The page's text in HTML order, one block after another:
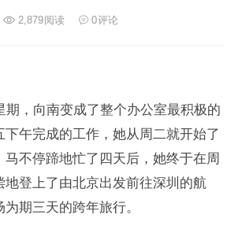
2,879阅读 0评论
期，向南变成了整个办公室最积极的
下午完成的工作，她从周二就开始了
马不停蹄地忙了四天后，她终于在周
地登上了由北京出发前往深圳的航
期三天的跨年旅行。